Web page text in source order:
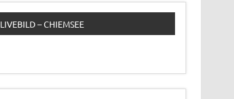
LIVEBILD – CHIEMSEE